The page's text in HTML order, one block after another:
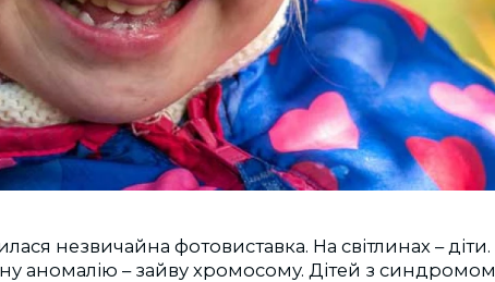
незвичайна фотовиставка. На світлинах – діти.
аномалію – зайву хромосому. Дітей з синдромом